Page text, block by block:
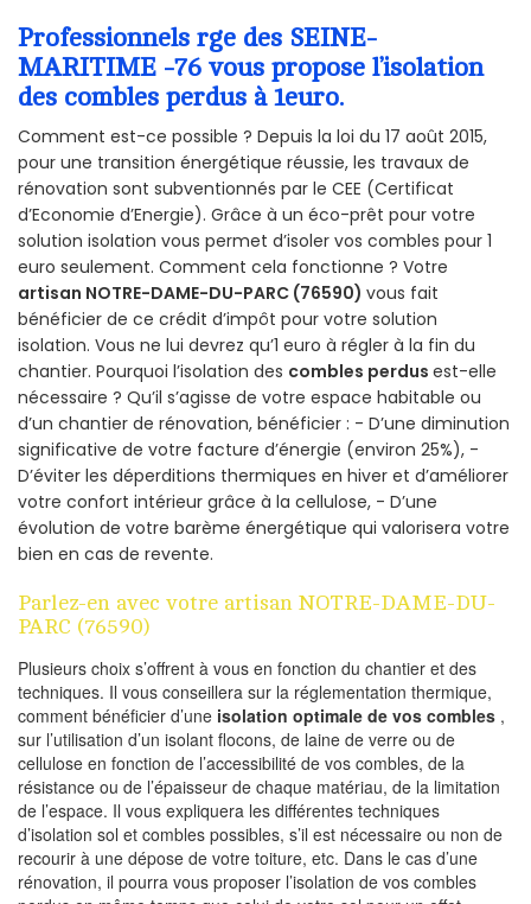
Professionnels rge des SEINE-
MARITIME -76 vous propose l’isolation
des combles perdus à 1euro.
Comment est-ce possible ? Depuis la loi du 17 août 2015,
pour une transition énergétique réussie, les travaux de
rénovation sont subventionnés par le CEE (Certificat
d’Economie d’Energie). Grâce à un éco-prêt pour votre
solution isolation vous permet d’isoler vos combles pour 1
euro seulement. Comment cela fonctionne ? Votre
artisan NOTRE-DAME-DU-PARC (76590) vous fait
bénéficier de ce crédit d’impôt pour votre solution
isolation. Vous ne lui devrez qu’1 euro à régler à la fin du
chantier. Pourquoi l’isolation des combles perdus est-elle
nécessaire ? Qu’il s’agisse de votre espace habitable ou
d’un chantier de rénovation, bénéficier : - D’une diminution
significative de votre facture d’énergie (environ 25%), -
D’éviter les déperditions thermiques en hiver et d’améliorer
votre confort intérieur grâce à la cellulose, - D’une
évolution de votre barème énergétique qui valorisera votre
bien en cas de revente.
Parlez-en avec votre artisan NOTRE-DAME-DU-
PARC (76590)
Plusieurs choix s’offrent à vous en fonction du chantier et des
techniques. Il vous conseillera sur la réglementation thermique,
comment bénéficier d’une isolation optimale de vos combles ,
sur l’utilisation d’un isolant flocons, de laine de verre ou de
cellulose en fonction de l’accessibilité de vos combles, de la
résistance ou de l’épaisseur de chaque matériau, de la limitation
de l’espace. Il vous expliquera les différentes techniques
d’isolation sol et combles possibles, s’il est nécessaire ou non de
recourir à une dépose de votre toiture, etc. Dans le cas d’une
rénovation, il pourra vous proposer l’isolation de vos combles